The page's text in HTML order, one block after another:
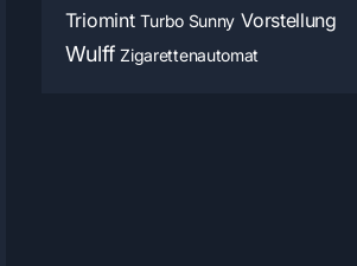
Triomint Turbo Sunny Vorstellung
Wulff Zigarettenautomat